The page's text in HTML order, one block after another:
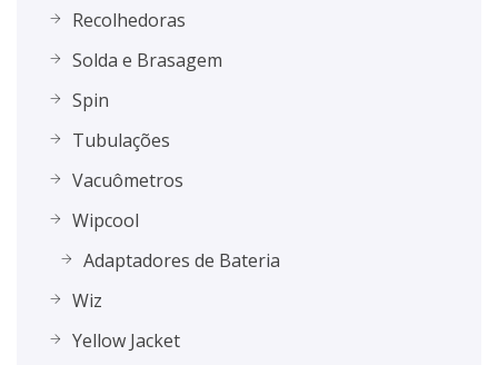
Recolhedoras
Solda e Brasagem
Spin
Tubulações
Vacuômetros
Wipcool
Adaptadores de Bateria
Wiz
Yellow Jacket